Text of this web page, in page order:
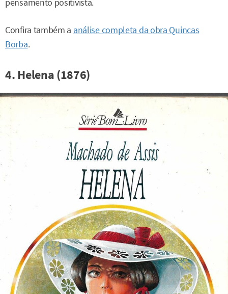
pensamento positivista.
Confira também a análise completa da obra Quincas
Borba.
4. Helena (1876)